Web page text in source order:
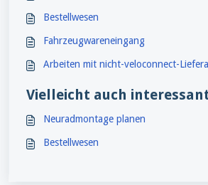
Bestellwesen
Fahrzeugwareneingang
Arbeiten mit nicht-veloconnect-
Vielleicht auch
Neuradmontage planen
Bestellwesen